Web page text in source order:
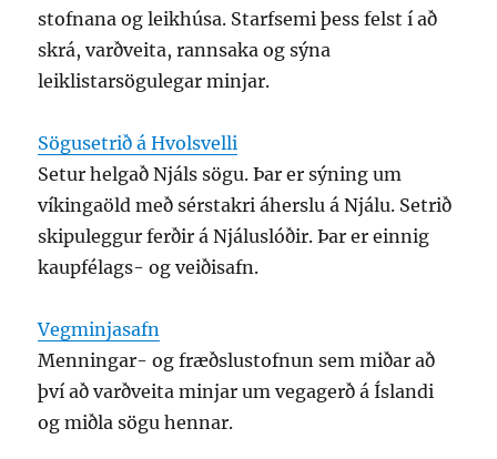
stofnana og leikhúsa. Starfsemi þess felst í að
skrá, varðveita, rannsaka og sýna
leiklistarsögulegar minjar.
Sögusetrið á Hvolsvelli
Setur helgað Njáls sögu. Þar er sýning um
víkingaöld með sérstakri áherslu á Njálu. Setrið
skipuleggur ferðir á Njáluslóðir. Þar er einnig
kaupfélags- og veiðisafn.
Vegminjasafn
Menningar- og fræðslustofnun sem miðar að
því að varðveita minjar um vegagerð á Íslandi
og miðla sögu hennar.